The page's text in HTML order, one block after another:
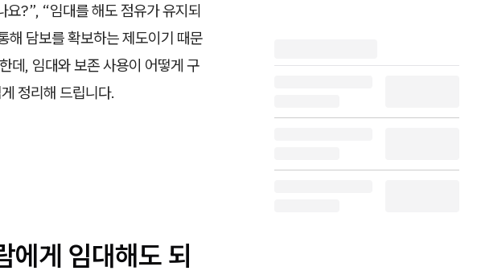
요?”, “임대를 해도 점유가 유지되
해 담보를 확보하는 제도이기 때문
데, 임대와 보존 사용이 어떻게 구
정리해 드립니다.
에게 임대해도 되